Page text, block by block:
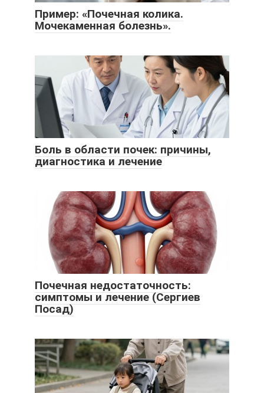
Пример: «Почечная колика.
Мочекаменная болезнь».
Боль в области почек: причины,
диагностика и лечение
Почечная недостаточность:
симптомы и лечение (Сергиев
Посад)